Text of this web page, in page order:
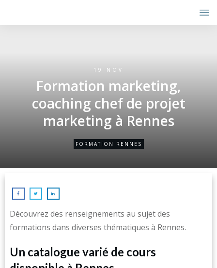
19 NOV
Formation marketing,
coaching chef de projet
marketing à Rennes
FORMATION RENNES
Découvrez des renseignements au sujet des
formations dans diverses thématiques à Rennes.
Un catalogue varié de cours